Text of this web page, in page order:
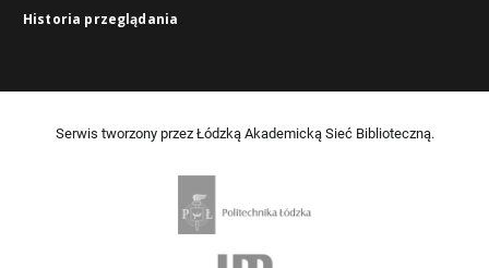
Historia przeglądania
Serwis tworzony przez Łódzką Akademicką Sieć Biblioteczną.